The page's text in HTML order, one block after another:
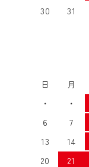
30
31
日 月
・
・
6
7
13
14
20
21